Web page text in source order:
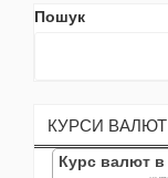
Пошук
КУРСИ ВАЛЮТ